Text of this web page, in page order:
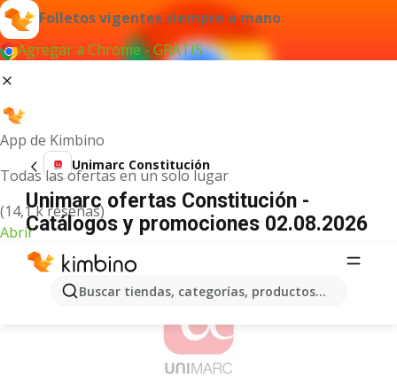
Folletos vigentes siempre a mano
Agregar a Chrome - GRATIS
App de Kimbino
Todas las ofertas en un solo lugar
(14,1 k reseñas)
Abrir
Buscar tiendas, categorías, productos...
Unimarc Constitución
Unimarc ofertas Constitución -
Catálogos y promociones 02.08.2026